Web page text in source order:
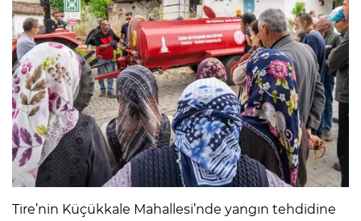
Tire’nin Küçükkale Mahallesi’nde yangın tehdidine